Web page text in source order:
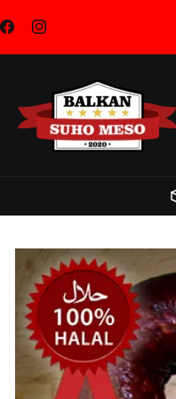
FacebookInstagram
Zu
Produktinformationen
springen